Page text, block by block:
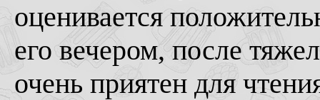
оценивается
его вечером, после
очень приятен для